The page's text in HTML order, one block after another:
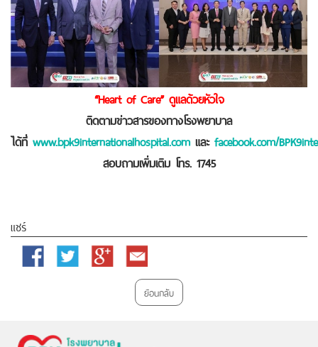
“Heart of Care” ดูแลด้วยหัวใจ
ติดตามข่าวสารของทางโรงพยาบาล
ได้ที่ www.bpk9internationalhospital.comและ facebook.com/
สอบถามเพิ่มเติม โทร. 1745
แชร์
Facebook Twitter
Google
Email
ย้อนกลับ